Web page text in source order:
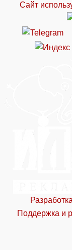
Сайт
Поддержка и